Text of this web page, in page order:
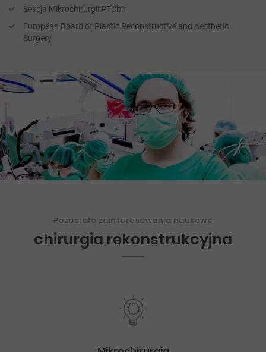
Sekcja Mikrochirurgii PTChir
European Board of Plastic Reconstructive and Aesthetic
Surgery
Pozostałe zainteresowania naukowe
chirurgia rekonstrukcyjna